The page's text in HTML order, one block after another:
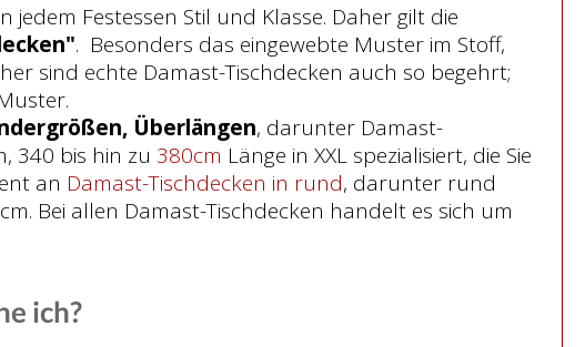
Festessen Stil und Klasse. Daher gilt die
. Besonders das eingewebte Muster im Stoff,
sind echte Damast-Tischdecken auch so begehrt;
Überlängen, darunter Damast-
340 bis hin zu 380cm Länge in XXL spezialisiert, die Sie
an Damast-Tischdecken in rund, darunter rund
Bei allen Damast-Tischdecken handelt es sich um
ich?